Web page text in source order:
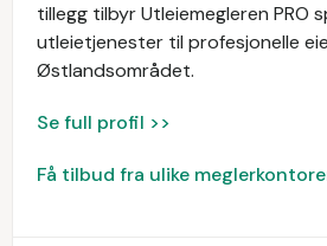
tillegg tilbyr Utleiemegleren PRO
utleietjenester til profesjonelle
Østlandsområdet.
Se full profil >>
Få tilbud fra ulike